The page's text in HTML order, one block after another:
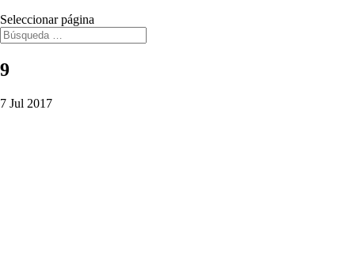
Seleccionar página
9
7 Jul 2017